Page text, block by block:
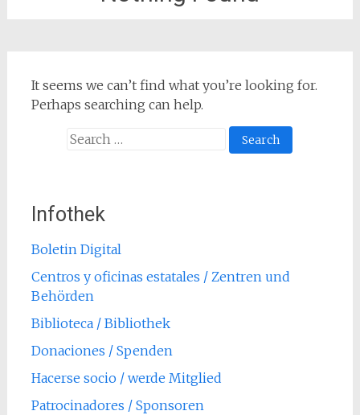
It seems we can’t find what you’re looking for.
Perhaps searching can help.
Search
Infothek
Boletin Digital
Centros y oficinas estatales / Zentren und
Behörden
Biblioteca / Bibliothek
Donaciones / Spenden
Hacerse socio / werde Mitglied
Patrocinadores / Sponsoren